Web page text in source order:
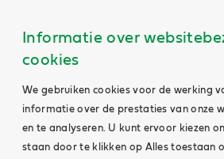
Informatie over
cookies
We gebruiken cookies voor de werking
informatie over de prestaties van onze
en te analyseren. U kunt ervoor kiezen
staan door te klikken op Alles toestaan